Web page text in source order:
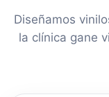
Diseñamos
la clínica gane